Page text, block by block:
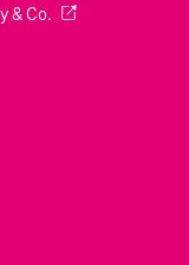
& Co. (Wird in einem